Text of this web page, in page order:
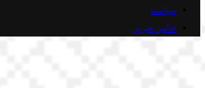
سیاست
عالمی خبریں